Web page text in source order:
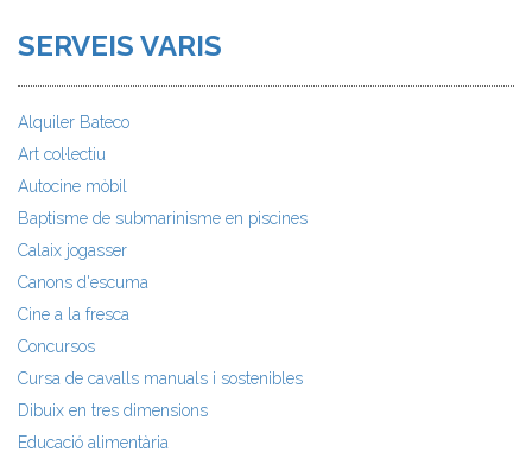
SERVEIS VARIS
Alquiler Bateco
Art col·lectiu
Autocine mòbil
Baptisme de submarinisme en piscines
Calaix jogasser
Canons d'escuma
Cine a la fresca
Concursos
Cursa de cavalls manuals i sostenibles
Dibuix en tres dimensions
Educació alimentària